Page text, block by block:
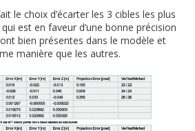
le choix d’écarter les 3 cibles les plus
est en faveur d’une bonne précision
bien présentes dans le modèle et
manière que les autres.